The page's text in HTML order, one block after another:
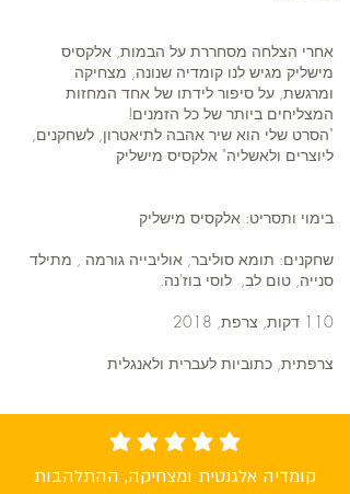
אחרי הצלחה מסחררת על הבמות, אלקסיס
מישליק מגיש לנו קומדיה שנונה, מצחיקה
ומרגשת, על סיפור לידתו של אחד המחזות
המצליחים ביותר של כל הזמנים!
"הסרט שלי הוא שיר אהבה לתיאטרון, לשחקנים,
ליוצרים ולאשליה" אלקסיס מישליק
בימוי ותסריט: אלקסיס מישליק
שחקנים: תומא סוליבר, אוליבייה גורמה , מתילד
סנייה, טום לב, לוסי בוז'נה.
110 דקות, צרפת, 2018
צרפתית, כתוביות לעברית ולאנגלית
average rating is 5 out of 5
קומדיה אלגנטית ומצחיקה, ההתלהבות